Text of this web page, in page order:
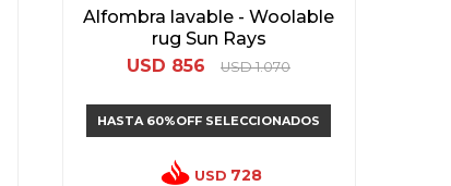
Alfombra lavable - Woolable
rug Sun Rays
USD 856 USD 1.070
HASTA 60%OFF SELECCIONADOS
USD 728